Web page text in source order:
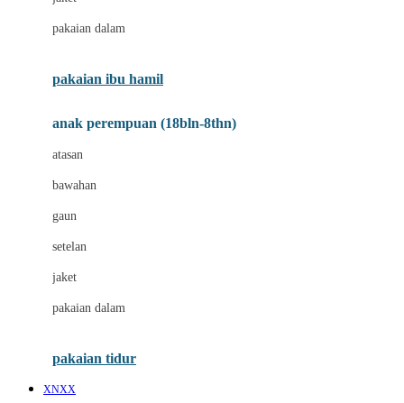
Cottonseeds
Crane
Drew
pakaian dalam
pakaian ibu hamil
anak perempuan (18bln-8thn)
atasan
bawahan
gaun
setelan
jaket
pakaian dalam
pakaian tidur
XNXX